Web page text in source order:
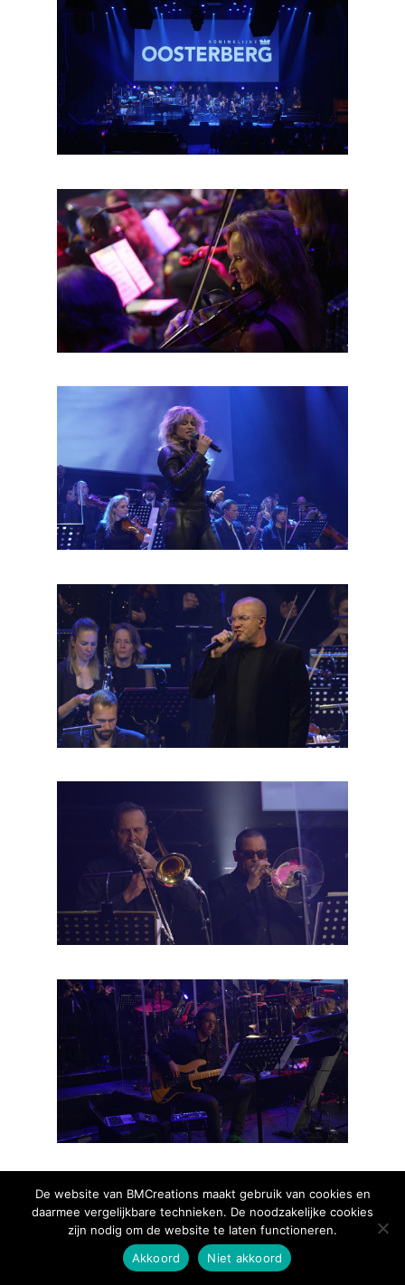
De website van BMCreations maakt gebruik van cookies en
daarmee vergelijkbare technieken. De noodzakelijke cookies
zijn nodig om de website te laten functioneren.
Akkoord
Niet akkoord